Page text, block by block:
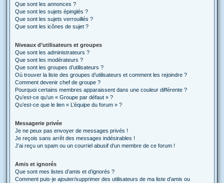
Que sont les annonces ?
Que sont les sujets épinglés ?
Que sont les sujets verrouillés ?
Que sont les icônes de sujet ?
Niveaux d’utilisateurs et groupes
Que sont les administrateurs ?
Que sont les modérateurs ?
Que sont les groupes d’utilisateurs ?
Où trouver la liste des groupes d’utilisateurs et comment les rejoindre ?
Comment devenir chef de groupe ?
Pourquoi certains membres apparaissent dans une couleur différente ?
Qu’est-ce qu’un « Groupe par défaut » ?
Qu’est-ce que le lien « L’équipe du forum » ?
Messagerie privée
Je ne peux pas envoyer de messages privés !
Je reçois sans arrêt des messages indésirables !
J’ai reçu un spam ou un courriel abusif d’un membre de ce forum !
Amis et ignorés
Que sont mes listes d’amis et d’ignorés ?
Comment puis-je ajouter/supprimer des utilisateurs de ma liste d’amis ou